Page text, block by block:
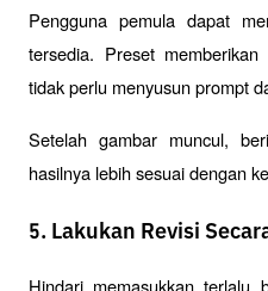
Pengguna pemula dapat
tersedia. Preset
tidak perlu menyusun prompt
Setelah gambar muncul,
hasilnya lebih sesuai dengan
5. Lakukan Revisi
Hindari memasukkan terlalu